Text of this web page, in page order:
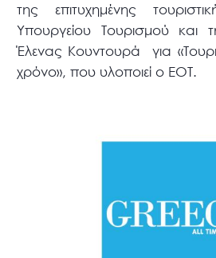
της επιτυχημένης
Υπουργείου Τουρισμού και
Έλενας Κουντουρά για
χρόνο», που υλοποιεί ο ΕΟΤ.